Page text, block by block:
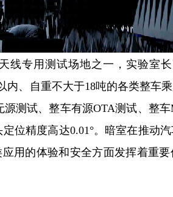
专用测试场地之一，实验室长
内、自重不大于18吨的各类整车
源测试、整车有源OTA测试、整
位精度高达0.01°。暗室在推动
用的体验和安全方面发挥着重